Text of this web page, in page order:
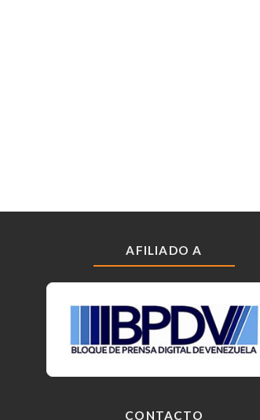
AFILIADO A
CONTACTO